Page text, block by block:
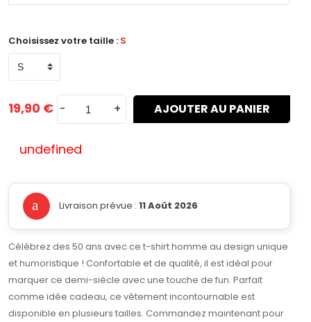
Choisissez votre taille : S
19,90 € - + AJOUTER AU PANIER
undefined
Livraison prévue : 11 Août 2026
Célébrez des 50 ans avec ce t-shirt homme au design unique
et humoristique ! Confortable et de qualité, il est idéal pour
marquer ce demi-siècle avec une touche de fun. Parfait
comme idée cadeau, ce vêtement incontournable est
disponible en plusieurs tailles. Commandez maintenant pour